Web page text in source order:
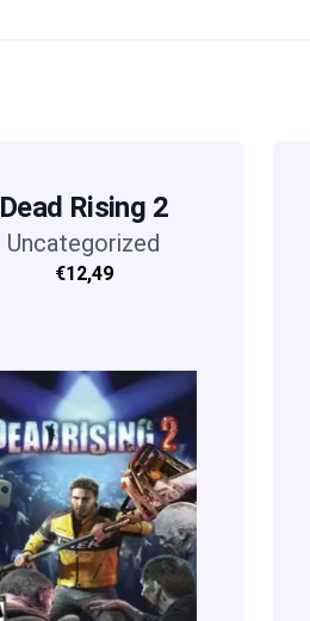
Dead Rising 2
Uncategorized
€12,49